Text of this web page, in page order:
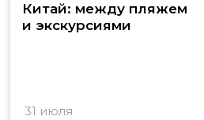
Китай: между пляжем
и экскурсиями
31 июля